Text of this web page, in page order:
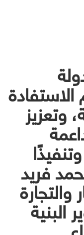
وتعزيز
فريد
والتجارة
البنية